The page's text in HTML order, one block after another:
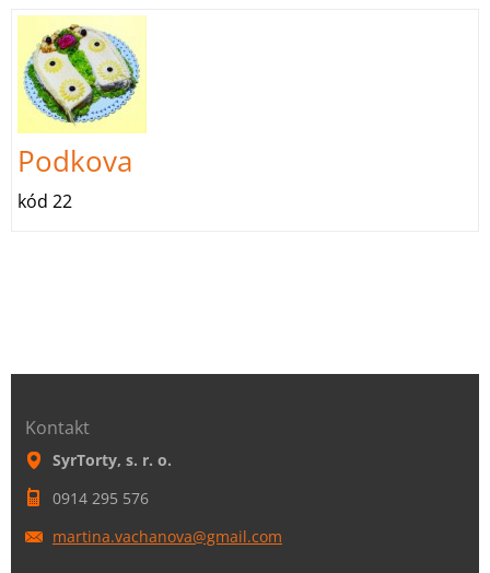
Podkova
kód 22
Kontakt
SyrTorty, s. r. o.
0914 295 576
martina.vachanova@gmail.com